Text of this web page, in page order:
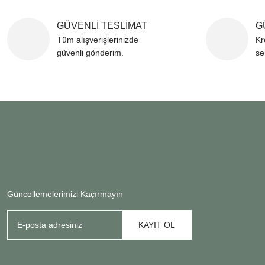
GÜVENLİ TESLİMAT
Tüm alışverişlerinizde
güvenli gönderim.
Güncellemelerimizi Kaçırmayın
KAYIT OL